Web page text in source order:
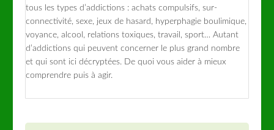
tous les types d’addictions : achats compulsifs, sur-
connectivité, sexe, jeux de hasard, hyperphagie boulimique,
voyance, alcool, relations toxiques, travail, sport… Autant
d’addictions qui peuvent concerner le plus grand nombre
et qui sont ici décryptées. De quoi vous aider à mieux
comprendre puis à agir.